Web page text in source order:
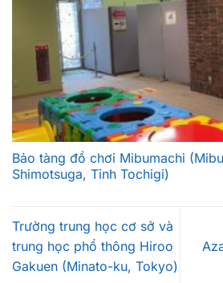
Bảo tàng đồ chơi Mibumachi
Shimotsuga, Tỉnh Tochigi)
Trường trung học cơ sở và
trung học phổ thông Hiroo
Gakuen (Minato-ku, Tokyo)